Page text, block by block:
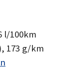
l/100km
173 g/km